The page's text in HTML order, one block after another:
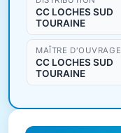
CC LOCHES SUD
TOURAINE
MAÎTRE D'OUVRAGE
CC LOCHES SUD
TOURAINE